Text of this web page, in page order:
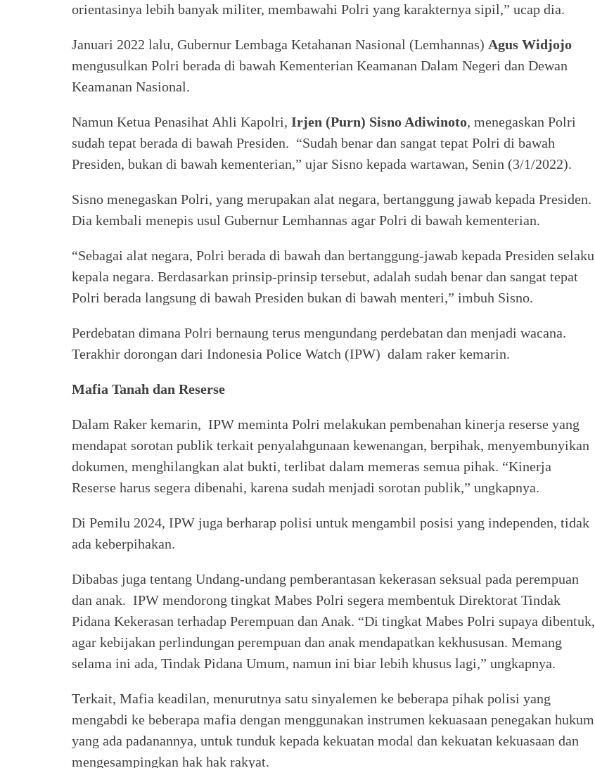
orientasinya lebih banyak militer, membawahi Polri yang karakternya sipil,” ucap dia.
Januari 2022 lalu, Gubernur Lembaga Ketahanan Nasional (Lemhannas) Agus Widjojo
mengusulkan Polri berada di bawah Kementerian Keamanan Dalam Negeri dan Dewan
Keamanan Nasional.
Namun Ketua Penasihat Ahli Kapolri, Irjen (Purn) Sisno Adiwinoto, menegaskan Polri
sudah tepat berada di bawah Presiden. “Sudah benar dan sangat tepat Polri di bawah
Presiden, bukan di bawah kementerian,” ujar Sisno kepada wartawan, Senin (3/1/2022).
Sisno menegaskan Polri, yang merupakan alat negara, bertanggung jawab kepada Presiden.
Dia kembali menepis usul Gubernur Lemhannas agar Polri di bawah kementerian.
“Sebagai alat negara, Polri berada di bawah dan bertanggung-jawab kepada Presiden selaku
kepala negara. Berdasarkan prinsip-prinsip tersebut, adalah sudah benar dan sangat tepat
Polri berada langsung di bawah Presiden bukan di bawah menteri,” imbuh Sisno.
Perdebatan dimana Polri bernaung terus mengundang perdebatan dan menjadi wacana.
Terakhir dorongan dari Indonesia Police Watch (IPW) dalam raker kemarin.
Mafia Tanah dan Reserse
Dalam Raker kemarin, IPW meminta Polri melakukan pembenahan kinerja reserse yang
mendapat sorotan publik terkait penyalahgunaan kewenangan, berpihak, menyembunyikan
dokumen, menghilangkan alat bukti, terlibat dalam memeras semua pihak. “Kinerja
Reserse harus segera dibenahi, karena sudah menjadi sorotan publik,” ungkapnya.
Di Pemilu 2024, IPW juga berharap polisi untuk mengambil posisi yang independen, tidak
ada keberpihakan.
Dibabas juga tentang Undang-undang pemberantasan kekerasan seksual pada perempuan
dan anak. IPW mendorong tingkat Mabes Polri segera membentuk Direktorat Tindak
Pidana Kekerasan terhadap Perempuan dan Anak. “Di tingkat Mabes Polri supaya dibentuk,
agar kebijakan perlindungan perempuan dan anak mendapatkan kekhususan. Memang
selama ini ada, Tindak Pidana Umum, namun ini biar lebih khusus lagi,” ungkapnya.
Terkait, Mafia keadilan, menurutnya satu sinyalemen ke beberapa pihak polisi yang
mengabdi ke beberapa mafia dengan menggunakan instrumen kekuasaan penegakan hukum
yang ada padanannya, untuk tunduk kepada kekuatan modal dan kekuatan kekuasaan dan
mengesampingkan hak hak rakyat.